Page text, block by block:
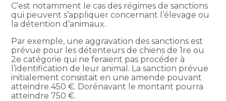
C’est notamment le cas des régimes de sanctions
qui peuvent s’appliquer concernant l’élevage ou
la détention d’animaux.
Par exemple, une aggravation des sanctions est
prévue pour les détenteurs de chiens de 1re ou
2e catégorie qui ne feraient pas procéder à
l’identification de leur animal. La sanction prévue
initialement consistait en une amende pouvant
atteindre 450 €. Dorénavant le montant pourra
atteindre 750 €.